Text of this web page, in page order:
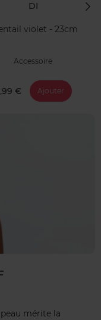
DI
violet - 23cm
Accessoire
€ Ajouter
mérite la